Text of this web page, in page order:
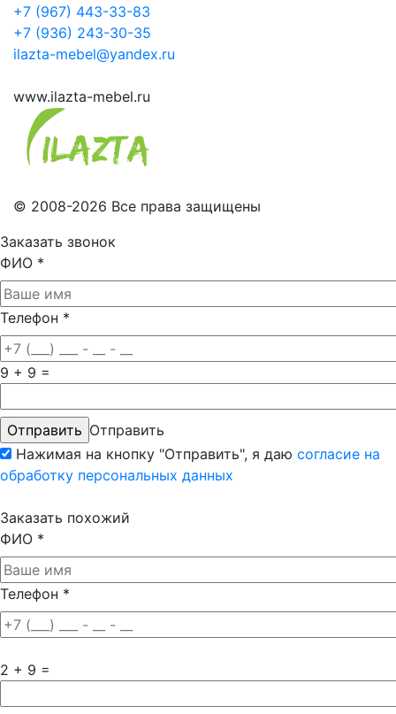
+7 (967) 443-33-83
+7 (936) 243-30-35
ilazta-mebel@yandex.ru
www.ilazta-mebel.ru
© 2008-2026 Все права защищены
Заказать звонок
ФИО *
Телефон *
9 + 9 =
Отправить
Нажимая на кнопку "Отправить", я даю согласие на
обработку персональных данных
Заказать похожий
ФИО *
Телефон *
2 + 9 =